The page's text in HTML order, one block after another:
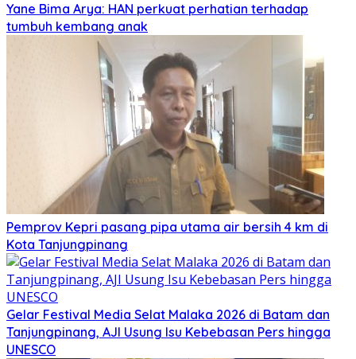
Yane Bima Arya: HAN perkuat perhatian terhadap
tumbuh kembang anak
Pemprov Kepri pasang pipa utama air bersih 4 km di
Kota Tanjungpinang
Gelar Festival Media Selat Malaka 2026 di Batam dan
Tanjungpinang, AJI Usung Isu Kebebasan Pers hingga
UNESCO